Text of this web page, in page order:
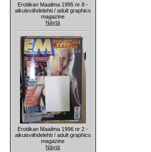
Erotiikan Maailma 1995 nr 8 -
aikuisviihdelehti / adult graphics
magazine
Näytä
Erotiikan Maailma 1996 nr 2 -
aikuisviihdelehti / adult graphics
magazine
Näytä